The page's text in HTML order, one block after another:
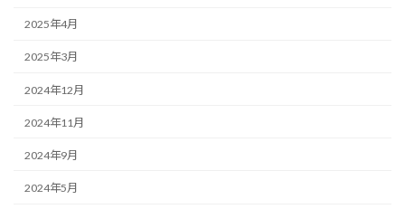
2025年4月
2025年3月
2024年12月
2024年11月
2024年9月
2024年5月